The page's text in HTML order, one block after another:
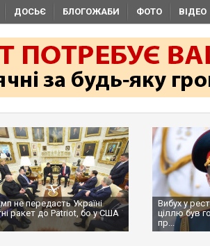
ДОСЬЄ БЛОГОЖАБИ ФОТО ВІДЕО
не передасть Україні
ракет до Patriot, бо у США
Вибух у
ціллю був
пр...